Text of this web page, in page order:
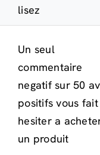
lisez
Un seul
commentaire
negatif sur 50
positifs vous fait
hesiter a
un produit